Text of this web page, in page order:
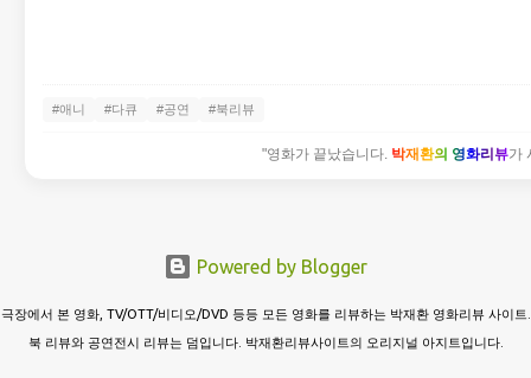
#애니 #다큐 #공연 #북리뷰
"영화가 끝났습니다. 박재환의 영화리뷰가
Powered by Blogger
극장에서 본 영화, TV/OTT/비디오/DVD 등등 모든 영화를 리뷰하는 박재환 영화리뷰 사이트.
북 리뷰와 공연전시 리뷰는 덤입니다. 박재환리뷰사이트의 오리지널 아지트입니다.